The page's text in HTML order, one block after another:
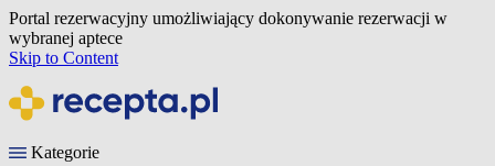
Portal rezerwacyjny umożliwiający dokonywanie rezerwacji w
wybranej aptece
Skip to Content
Kategorie